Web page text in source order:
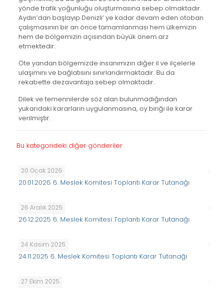
yönde trafik yoğunluğu oluşturmasına sebep olmaktadır.
Aydın’dan başlayıp Denizli’ ye kadar devam eden otoban
çalışmasının bir an önce tamamlanması hem ülkemizin
hem de bölgemizin açısından büyük önem arz
etmektedir.
Öte yandan bölgemizde insanımızın diğer il ve ilçelerle
ulaşımını ve bağlatısını sınırlandırmaktadır. Bu da
rekabette dezavantaja sebep olmaktadır.
Dilek ve temennilerde söz alan bulunmadığından
yukarıdaki kararların uygulanmasına, oy biriği ile karar
verilmiştir.
Bu kategorideki diğer gönderiler
20 Ocak 2026
20.01.2026 6. Meslek Komitesi Toplantı Karar Tutanağı
26 Aralık 2025
26.12.2025 6. Meslek Komitesi Toplantı Karar Tutanağı
24 Kasım 2025
24.11.2025 6. Meslek Komitesi Toplantı Karar Tutanağı
27 Ekim 2025